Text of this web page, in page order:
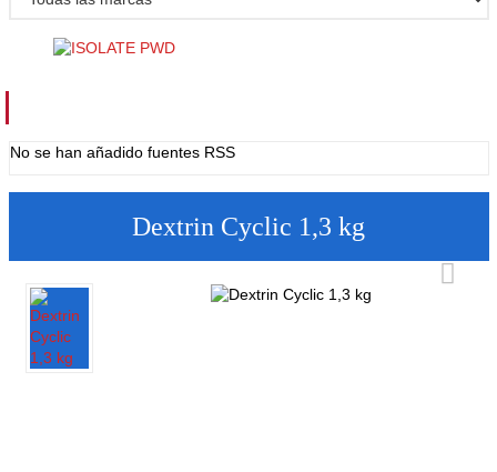
No se han añadido fuentes RSS
Dextrin Cyclic 1,3 kg